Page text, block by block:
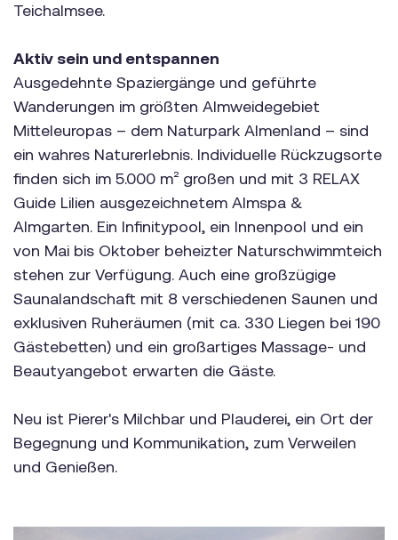
Teichalmsee.
Aktiv sein und entspannen
Ausgedehnte Spaziergänge und geführte
Wanderungen im größten Almweidegebiet
Mitteleuropas – dem Naturpark Almenland – sind
ein wahres Naturerlebnis. Individuelle Rückzugsorte
finden sich im 5.000 m² großen und mit 3 RELAX
Guide Lilien ausgezeichnetem Almspa &
Almgarten. Ein Infinitypool, ein Innenpool und ein
von Mai bis Oktober beheizter Naturschwimmteich
stehen zur Verfügung. Auch eine großzügige
Saunalandschaft mit 8 verschiedenen Saunen und
exklusiven Ruheräumen (mit ca. 330 Liegen bei 190
Gästebetten) und ein großartiges Massage- und
Beautyangebot erwarten die Gäste.
Neu ist Pierer's Milchbar und Plauderei, ein Ort der
Begegnung und Kommunikation, zum Verweilen
und Genießen.